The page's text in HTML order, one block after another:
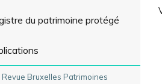
du patrimoine protégé
Revue Bruxelles Patrimoines